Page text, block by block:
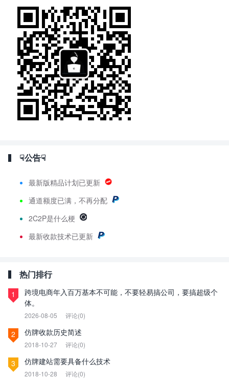
☟公告☟
最新版精品计划已更新
通道额度已满，不再分配
2C2P是什么梗
最新收款技术已更新
热门排行
1
跨境电商年入百万基本不可能，不要轻易搞公司，要搞超级个
体。
2026-08-05 评论(0)
2 仿牌收款历史简述
2018-10-27 评论(0)
3 仿牌建站需要具备什么技术
2018-10-28 评论(0)